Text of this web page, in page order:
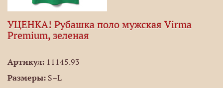
УЦЕНКА! Рубашка поло мужская Virma
Premium, зеленая
Артикул: 11145.93
Размеры: S–L